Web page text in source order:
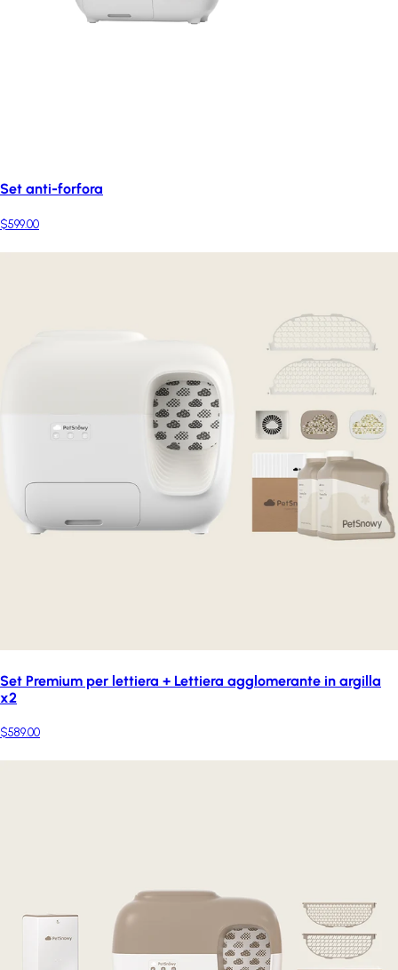
Set anti-forfora
$599.00
Set Premium per lettiera + Lettiera agglomerante in argilla
x2
$589.00